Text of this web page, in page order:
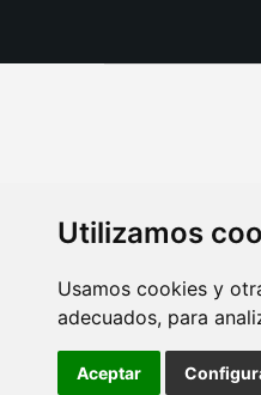
Utilizamos
Usamos cookies y
adecuados, para
Aceptar
AVISO